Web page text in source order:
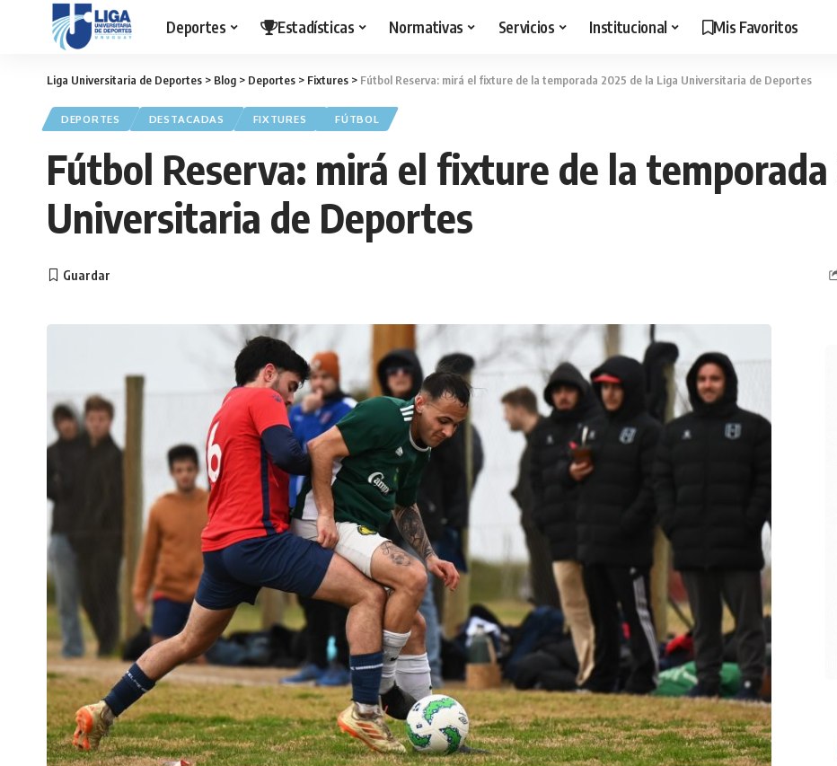
Deportes Estadísticas Normativas Servicios Institucional Mis Favoritos
Liga Universitaria de Deportes > Blog > Deportes > Fixtures > Fútbol Reserva: mirá el fixture de la temporada 2025 de la Liga Universitaria de Deportes
DEPORTES DESTACADAS FIXTURES FÚTBOL
Fútbol Reserva: mirá el fixture de la temporada
Universitaria de Deportes